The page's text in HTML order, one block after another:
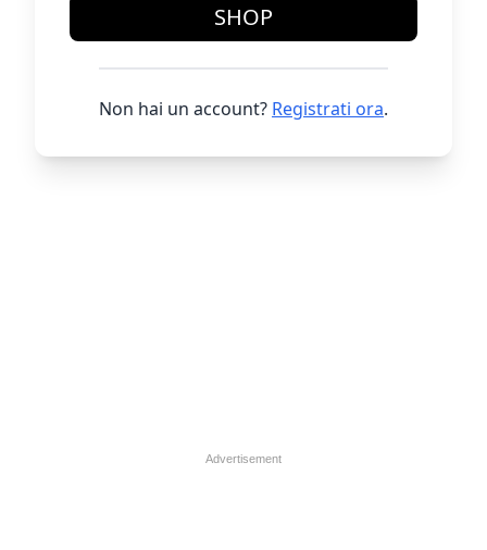
SHOP
Non hai un account? Registrati ora.